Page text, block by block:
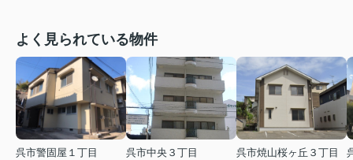
よく見られている物件
呉市警固屋１丁目
呉市中央３丁目
呉市焼山桜ヶ丘３丁目